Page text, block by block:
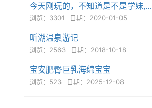
今天刚玩的，不知道是不是学妹,挺嫩的
浏览：3301 日期：2020-01-05
听湖温泉游记
浏览：2563 日期：2018-10-18
宝安肥臀巨乳海绵宝宝
浏览：523 日期：2025-12-08